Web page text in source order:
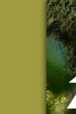
Aller
au
contenu.
|
Aller
à
navigation
Outils
Chercher
Recherche
avancée…